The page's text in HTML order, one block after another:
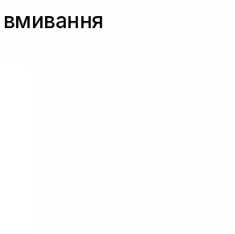
вмивання